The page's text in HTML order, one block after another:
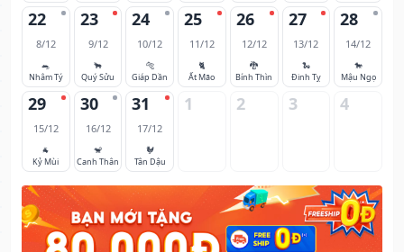
22
8/12
🐀
Nhâm Tý
23
9/12
🐂
Quý Sửu
24
10/12
🐅
Giáp Dần
25
11/12
🐈
Ất Mão
26
12/12
🐉
Bính Thìn
27
13/12
🐍
Đinh Tỵ
28
14/12
🐎
Mậu Ngọ
29
15/12
🐐
Kỷ Mùi
30
16/12
🐒
Canh Thân
31
17/12
🐓
Tân Dậu
1 2 3 4